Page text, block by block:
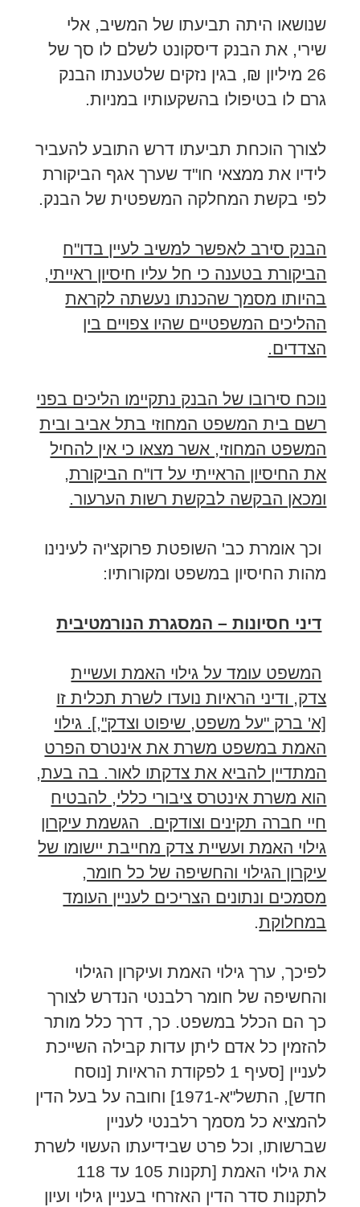
שנושאו היתה תביעתו של המשיב, אלי
שירי, את הבנק דיסקונט לשלם לו סך של
26 מיליון ₪, בגין נזקים שלטענתו הבנק
גרם לו בטיפולו בהשקעותיו במניות.
לצורך הוכחת תביעתו דרש התובע להעביר
לידיו את ממצאי חו"ד שערך אגף הביקורת
לפי בקשת המחלקה המשפטית של הבנק.
הבנק סירב לאפשר למשיב לעיין בדו"ח
הביקורת בטענה כי חל עליו חיסיון ראייתי,
בהיותו מסמך שהכנתו נעשתה לקראת
ההליכים המשפטיים שהיו צפויים בין
הצדדים.
נוכח סירובו של הבנק נתקיימו הליכים בפני
רשם בית המשפט המחוזי בתל אביב ובית
המשפט המחוזי, אשר מצאו כי אין להחיל
את החיסיון הראייתי על דו"ח הביקורת,
ומכאן הבקשה לבקשת רשות הערעור.
וכך אומרת כב' השופטת פרוקצ'יה לעינינו
מהות החיסיון במשפט ומקורותיו:
דיני חסיונות – המסגרת הנורמטיבית
המשפט עומד על גילוי האמת ועשיית
צדק, ודיני הראיות נועדו לשרת תכלית זו
[א' ברק "על משפט, שיפוט וצדק",]. גילוי
האמת במשפט משרת את אינטרס הפרט
המתדיין להביא את צדקתו לאור. בה בעת,
הוא משרת אינטרס ציבורי כללי, להבטיח
חיי חברה תקינים וצודקים. הגשמת עיקרון
גילוי האמת ועשיית צדק מחייבת יישומו של
עיקרון הגילוי והחשיפה של כל חומר,
מסמכים ונתונים הצריכים לעניין העומד
במחלוקת.
לפיכך, ערך גילוי האמת ועיקרון הגילוי
והחשיפה של חומר רלבנטי הנדרש לצורך
כך הם הכלל במשפט. כך, דרך כלל מותר
להזמין כל אדם ליתן עדות קבילה השייכת
לעניין [סעיף 1 לפקודת הראיות [נוסח
חדש], התשל"א-1971] וחובה על בעל הדין
להמציא כל מסמך רלבנטי לעניין
שברשותו, וכל פרט שבידיעתו העשוי לשרת
את גילוי האמת [תקנות 105 עד 118
לתקנות סדר הדין האזרחי בעניין גילוי ועיון